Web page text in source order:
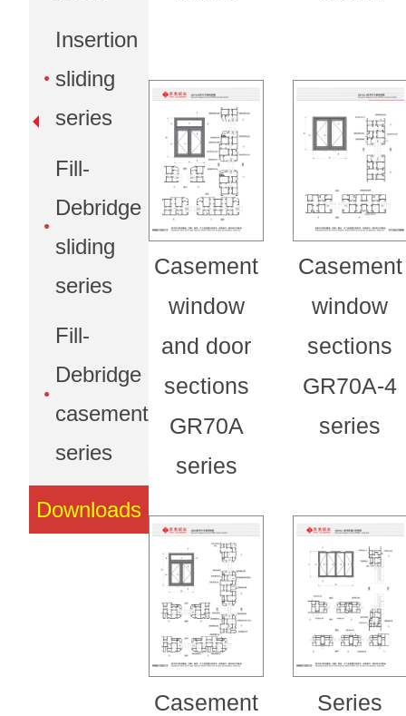
Insertion
sliding
series
Fill-
Debridge
sliding
series
Fill-
Debridge
casement
series
Downloads
Casement
window
and door
sections
GR70A
series
Casement
window
sections
GR70A-4
series
Casement
Series